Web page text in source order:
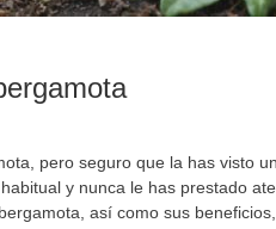
pero seguro que la has visto
y nunca le has prestado
así como sus